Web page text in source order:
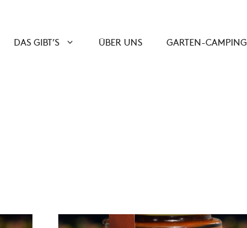
DAS GIBT’S ÜBER UNS GARTEN-CAMPING